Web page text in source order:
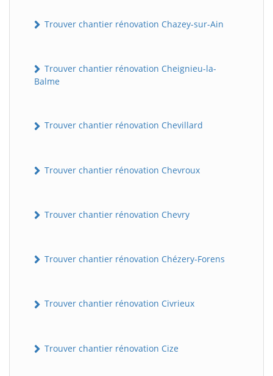
Trouver chantier rénovation Chazey-sur-Ain
Trouver chantier rénovation Cheignieu-la-
Balme
Trouver chantier rénovation Chevillard
Trouver chantier rénovation Chevroux
Trouver chantier rénovation Chevry
Trouver chantier rénovation Chézery-Forens
Trouver chantier rénovation Civrieux
Trouver chantier rénovation Cize
B Assistant en ligne